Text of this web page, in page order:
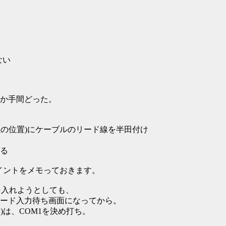
い
手間どった。
位置)にケーブルのリード線を半田付け
トをメモっておきます。
れようとしても、
入力待ち画面になってから。
、COM1を決め打ち。